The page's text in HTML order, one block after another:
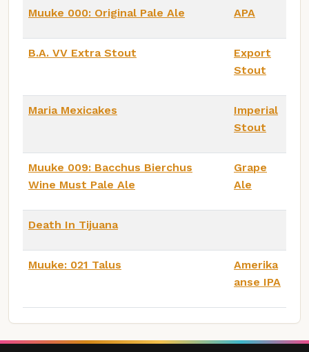
Muuke 000: Original Pale Ale APA
B.A. VV Extra Stout
Export
Stout
Maria Mexicakes
Imperial
Stout
Muuke 009: Bacchus Bierchus
Wine Must Pale Ale
Grape
Ale
Death In Tijuana
Muuke: 021 Talus
Amerika
anse IPA